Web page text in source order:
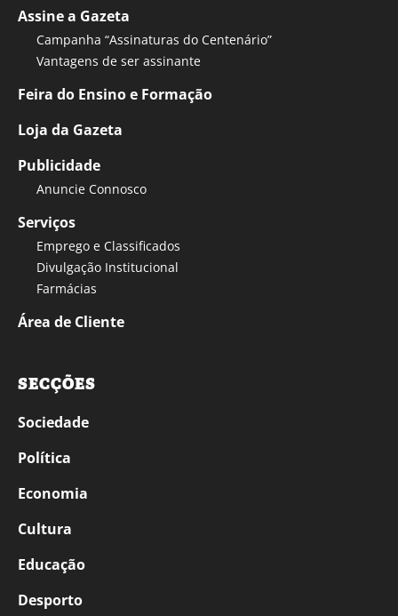
Assine a Gazeta
Campanha “Assinaturas do Centenário”
Vantagens de ser assinante
Feira do Ensino e Formação
Loja da Gazeta
Publicidade
Anuncie Connosco
Serviços
Emprego e Classificados
Divulgação Institucional
Farmácias
Área de Cliente
SECÇÕES
Sociedade
Política
Economia
Cultura
Educação
Desporto